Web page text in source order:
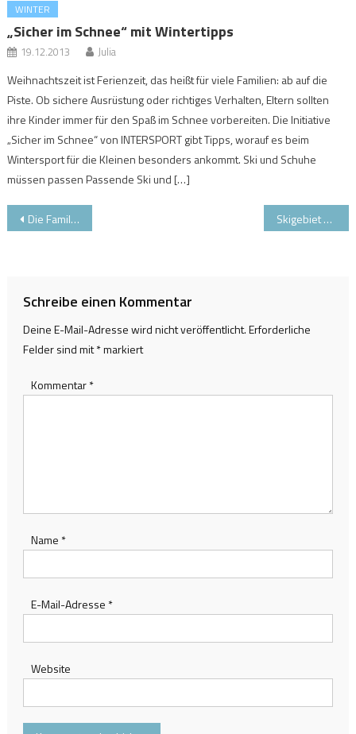
WINTER
„Sicher im Schnee“ mit Wintertipps
19.12.2013 Julia
Weihnachtszeit ist Ferienzeit, das heißt für viele Familien: ab auf die
Piste. Ob sichere Ausrüstung oder richtiges Verhalten, Eltern sollten
ihre Kinder immer für den Spaß im Schnee vorbereiten. Die Initiative
„Sicher im Schnee“ von INTERSPORT gibt Tipps, worauf es beim
Wintersport für die Kleinen besonders ankommt. Ski und Schuhe
müssen passen Passende Ski und […]
Beitragsnavigation
Die Familien-Skisaison kann starten in Oberjoch Skigebiet Oberjoch startet an Weihnachten
Schreibe einen Kommentar
Deine E-Mail-Adresse wird nicht veröffentlicht.Erforderliche
Felder sind mit*markiert
Kommentar*
Name *
E-Mail-Adresse *
Website